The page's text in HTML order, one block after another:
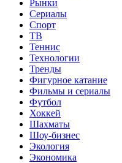
Рынки
Сериалы
Спорт
ТВ
Теннис
Технологии
Тренды
Фигурное катание
Фильмы и сериалы
Футбол
Хоккей
Шахматы
Шоу-бизнес
Экология
Экономика